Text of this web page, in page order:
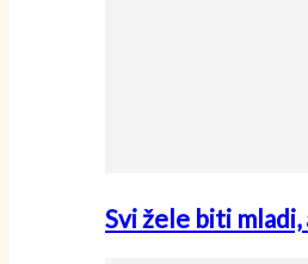
Svi žele biti